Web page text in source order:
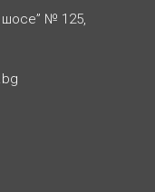
шосе” № 125,